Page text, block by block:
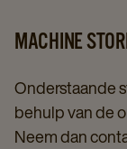
MACHINE
Onderstaande
behulp van de
Neem dan